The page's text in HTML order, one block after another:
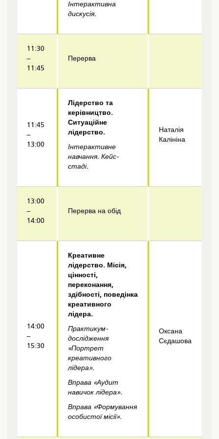
Інтерактивна
дискусія.
11:30
–
11:45
Перерва
11:45
–
13:00
Лідерство та
керівництво.
Ситуаційне
лідерство.
Інтерактивне
навчання. Кейс-
стаді.
Наталія
Калініна
13:00
–
14:00
Перерва на обід
14:00
–
15:30
Креативне
лідерство. Місія,
цінності,
переконання,
здібності, поведінка
креативного
лідера.
Практикум-
дослідження
«Портрет
креативного
лідера».
Вправа «Аудит
навичок лідера».
Вправа «Формування
особистої місії».
Оксана
Сєдашова